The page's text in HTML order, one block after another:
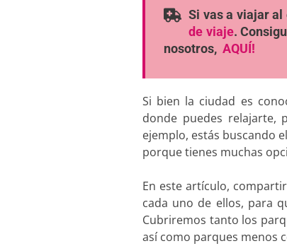
Si vas a viajar
de viaje.
nosotros, AQUÍ!
Si bien la ciudad es
donde puedes relajarte,
ejemplo, estás buscando el
porque tienes muchas
En este artículo,
cada uno de ellos, para
Cubriremos tanto los
así como parques menos